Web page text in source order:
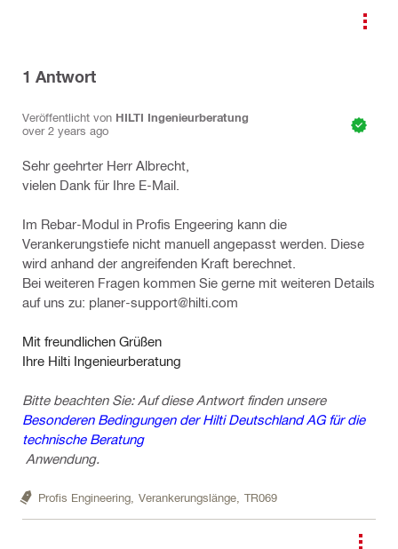
1 Antwort
Veröffentlicht von HILTI Ingenieurberatung
over 2 years ago
Sehr geehrter Herr Albrecht,
vielen Dank für Ihre E-Mail.
Im Rebar-Modul in Profis Engeering kann die
Verankerungstiefe nicht manuell angepasst werden. Diese
wird anhand der angreifenden Kraft berechnet.
Bei weiteren Fragen kommen Sie gerne mit weiteren Details
auf uns zu: planer-support@hilti.com
Mit freundlichen Grüßen
Ihre Hilti Ingenieurberatung
Bitte beachten Sie: Auf diese Antwort finden unsere
Besonderen Bedingungen der Hilti Deutschland AG für die
technische Beratung
Anwendung.
Profis Engineering, Verankerungslänge, TR069